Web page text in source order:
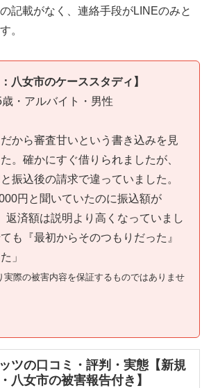
記載がなく、連絡手段がLINEのみと
。
八女市のケーススタディ】
・アルバイト・男性
だから審査甘いという書き込みを見
。確かにすぐ借りられましたが、
振込後の請求で違っていました。
円と聞いていたのに振込額が
返済額は説明より高くなっていまし
も『最初からそのつもりだった』
」
際の被害内容を保証するものではありませ
ツの口コミ・評判・実態【新規
八女市の被害報告付き】